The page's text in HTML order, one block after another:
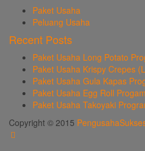
Paket Usaha
Peluang Usaha
Recent Posts
Paket Usaha Long Potato
Paket Usaha Krispy Crepes
Paket Usaha Gula Kapas
Paket Usaha Egg Roll
Paket Usaha Takoyaki
Copyright © 2015